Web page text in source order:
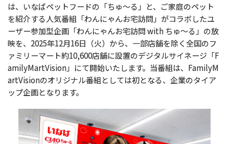
は、いなばペットフードの「ちゅ〜る」と、ご家庭のペット
を紹介する人気番組「わんにゃんお宅訪問」がコラボしたユ
ーザー参加型企画「わんにゃんお宅訪問 with ちゅ〜る」の放
映を、2025年12月16日（火）から、一部店舗を除く全国のフ
ァミリーマート約10,600店舗に設置のデジタルサイネージ「F
amilyMartVision」にて開始いたします。当番組は、FamilyM
artVisionのオリジナル番組としては初となる、企業のタイア
ップ企画となります。